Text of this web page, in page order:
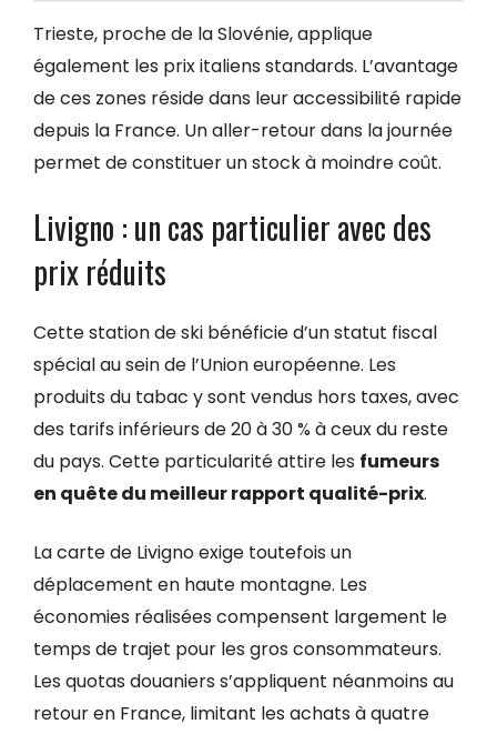
Trieste, proche de la Slovénie, applique
également les prix italiens standards. L’avantage
de ces zones réside dans leur accessibilité rapide
depuis la France. Un aller-retour dans la journée
permet de constituer un stock à moindre coût.
Livigno : un cas particulier avec des
prix réduits
Cette station de ski bénéficie d’un statut fiscal
spécial au sein de l’Union européenne. Les
produits du tabac y sont vendus hors taxes, avec
des tarifs inférieurs de 20 à 30 % à ceux du reste
du pays. Cette particularité attire les fumeurs
en quête du meilleur rapport qualité-prix.
La carte de Livigno exige toutefois un
déplacement en haute montagne. Les
économies réalisées compensent largement le
temps de trajet pour les gros consommateurs.
Les quotas douaniers s’appliquent néanmoins au
retour en France, limitant les achats à quatre